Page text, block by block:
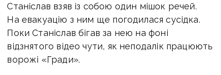
Станіслав взяв із собою один мішок речей.
На евакуацію з ним ще погодилася сусідка.
Поки Станіслав бігав за нею на фоні
відзнятого відео чути, як неподалік працюють
ворожі «Гради».